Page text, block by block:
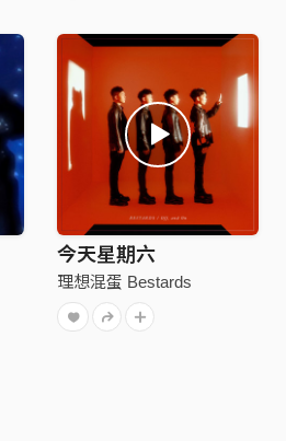
今天星期六
理想混蛋 Bestards